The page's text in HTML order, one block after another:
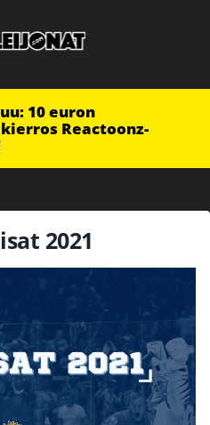
10 euron
Reactoonz-
2021